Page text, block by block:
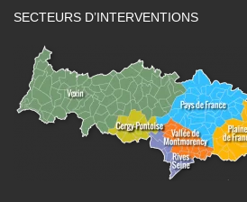
SECTEURS D’INTERVENTIONS